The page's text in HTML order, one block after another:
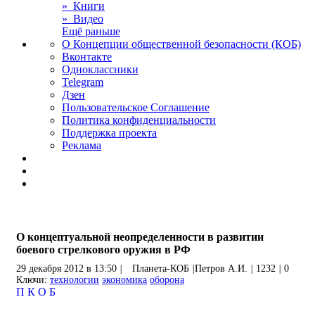
» Книги
» Видео
Ещё раньше
О Концепции общественной безопасности (КОБ)
Вконтакте
Одноклассники
Telegram
Дзен
Пользовательское Соглашение
Политика конфиденциальности
Поддержка проекта
Реклама
О концептуальной неопределенности в развитии
боевого стрелкового оружия в РФ
29 декабря 2012 в 13:50 Планета-КОБ Петров А.И. 1232
0
Ключи: технологии экономика оборона
П К О Б